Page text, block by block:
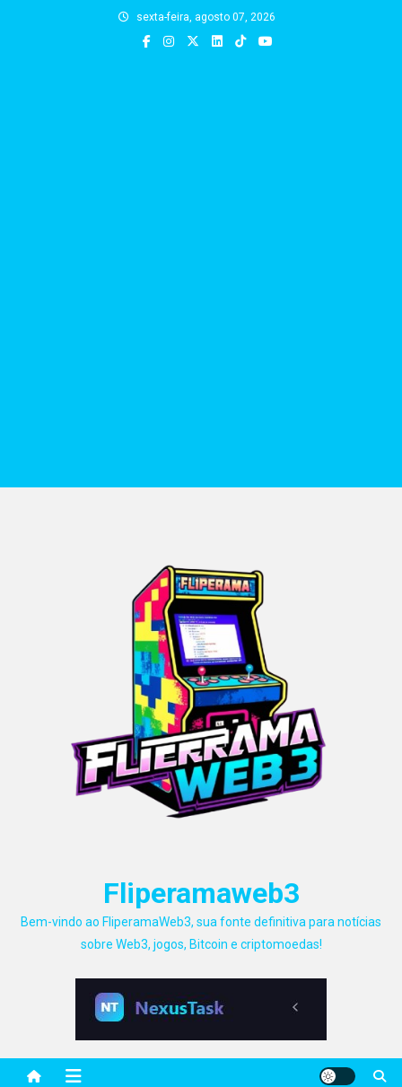
sexta-feira, agosto 07, 2026
Fliperamaweb3
Bem-vindo ao FliperamaWeb3, sua fonte definitiva para notícias
sobre Web3, jogos, Bitcoin e criptomoedas!